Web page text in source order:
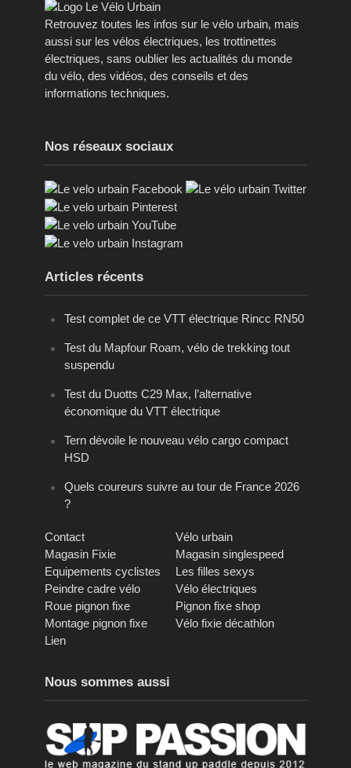
Retrouvez toutes les infos sur le vélo urbain, mais
aussi sur les vélos électriques, les trottinettes
électriques, sans oublier les actualités du monde
du vélo, des vidéos, des conseils et des
informations techniques.
Nos réseaux sociaux
Articles récents
Test complet de ce VTT électrique Rincc RN50
Test du Mapfour Roam, vélo de trekking tout
suspendu
Test du Duotts C29 Max, l’alternative
économique du VTT électrique
Tern dévoile le nouveau vélo cargo compact
HSD
Quels coureurs suivre au tour de France 2026
?
Contact
Vélo urbain
Magasin Fixie
Magasin singlespeed
Equipements cyclistes
Les filles sexys
Peindre cadre vélo
Vélo électriques
Roue pignon fixe
Pignon fixe shop
Montage pignon fixe
Vélo fixie décathlon
Lien
Nous sommes aussi